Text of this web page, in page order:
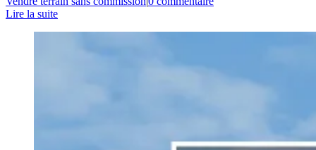
Lire la suite